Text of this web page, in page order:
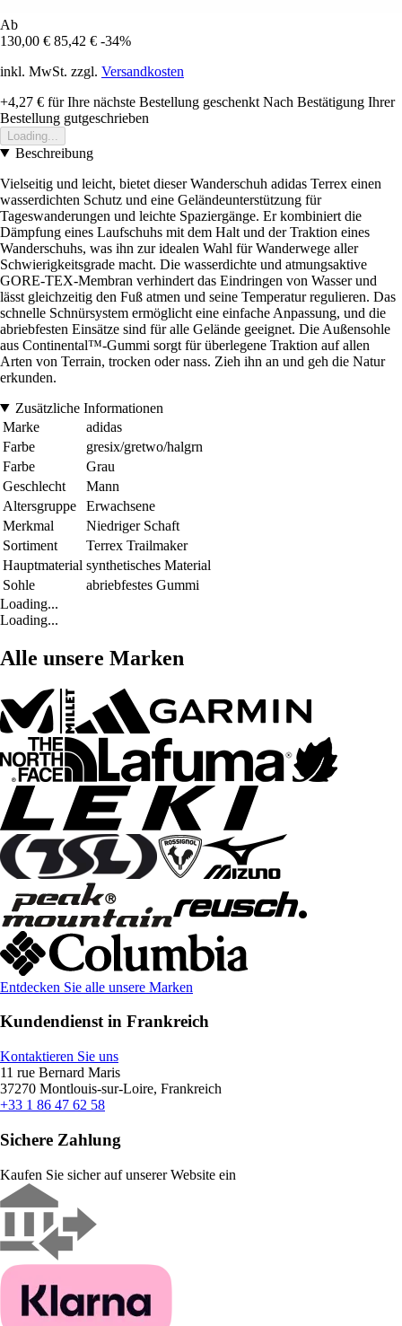
Ab
130,00 € 85,42 € -34%
inkl. MwSt. zzgl. Versandkosten
+4,27 € für Ihre nächste Bestellung geschenkt Nach Bestätigung Ihrer
Bestellung gutgeschrieben
Loading...
Beschreibung
Vielseitig und leicht, bietet dieser Wanderschuh adidas Terrex einen
wasserdichten Schutz und eine Geländeunterstützung für
Tageswanderungen und leichte Spaziergänge. Er kombiniert die
Dämpfung eines Laufschuhs mit dem Halt und der Traktion eines
Wanderschuhs, was ihn zur idealen Wahl für Wanderwege aller
Schwierigkeitsgrade macht. Die wasserdichte und atmungsaktive
GORE-TEX-Membran verhindert das Eindringen von Wasser und
lässt gleichzeitig den Fuß atmen und seine Temperatur regulieren. Das
schnelle Schnürsystem ermöglicht eine einfache Anpassung, und die
abriebfesten Einsätze sind für alle Gelände geeignet. Die Außensohle
aus Continental™-Gummi sorgt für überlegene Traktion auf allen
Arten von Terrain, trocken oder nass. Zieh ihn an und geh die Natur
erkunden.
Zusätzliche Informationen
Marke
adidas
Farbe
gresix/gretwo/halgrn
Farbe
Grau
Geschlecht
Mann
Altersgruppe
Erwachsene
Merkmal
Niedriger Schaft
Sortiment
Terrex Trailmaker
Hauptmaterial synthetisches Material
Sohle
abriebfestes Gummi
Loading...
Loading...
Alle unsere Marken
Entdecken Sie alle unsere Marken
Kundendienst in Frankreich
Kontaktieren Sie uns
11 rue Bernard Maris
37270 Montlouis-sur-Loire, Frankreich
+33 1 86 47 62 58
Sichere Zahlung
Kaufen Sie sicher auf unserer Website ein